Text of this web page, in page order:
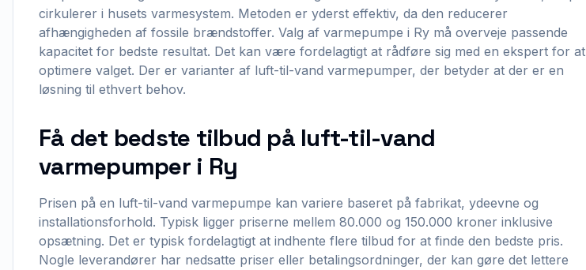
cirkulerer i husets varmesystem. Metoden er yderst effektiv, da den reducerer
afhængigheden af fossile brændstoffer. Valg af varmepumpe i Ry må overveje passende
kapacitet for bedste resultat. Det kan være fordelagtigt at rådføre sig med en ekspert for at
optimere valget. Der er varianter af luft-til-vand varmepumper, der betyder at der er en
løsning til ethvert behov.
Få det bedste tilbud på luft-til-vand
varmepumper i Ry
Prisen på en luft-til-vand varmepumpe kan variere baseret på fabrikat, ydeevne og
installationsforhold. Typisk ligger priserne mellem 80.000 og 150.000 kroner inklusive
opsætning. Det er typisk fordelagtigt at indhente flere tilbud for at finde den bedste pris.
Nogle leverandører har nedsatte priser eller betalingsordninger, der kan gøre det lettere